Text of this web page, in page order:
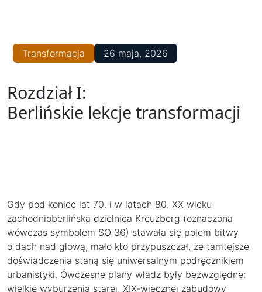
Transformacja 26 maja, 2026
Rozdział I:
Berlińskie lekcje transformacji
Gdy pod koniec lat 70. i w latach 80. XX wieku
zachodnioberlińska dzielnica Kreuzberg (oznaczona
wówczas symbolem SO 36) stawała się polem bitwy
o dach nad głową, mało kto przypuszczał, że tamtejsze
doświadczenia staną się uniwersalnym podręcznikiem
urbanistyki. Ówczesne plany władz były bezwzględne:
wielkie wyburzenia starej, XIX-wiecznej zabudowy